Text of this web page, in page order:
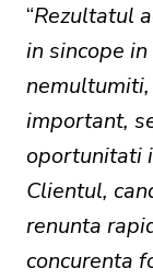
“Rezultatul
in sincope
important,
oportunitati
Clientul,
renunta
concurenta